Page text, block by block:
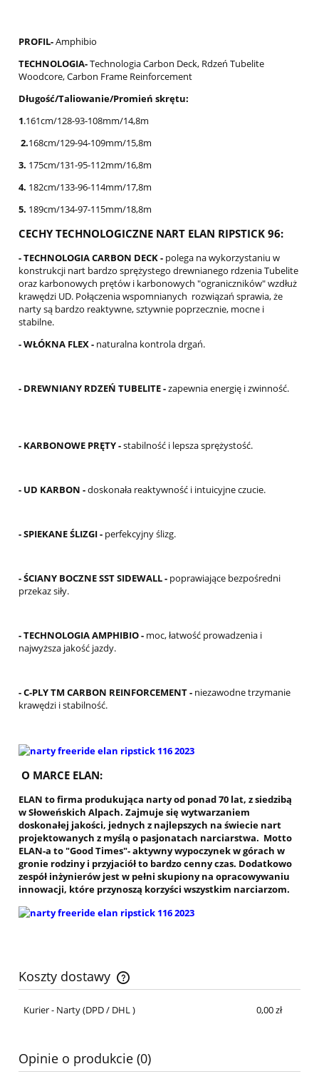
PROFIL-Amphibio
TECHNOLOGIA-Technologia Carbon Deck, Rdzeń Tubelite
Woodcore, Carbon Frame Reinforcement
Długość/Taliowanie/Promień skrętu:
1.161cm/128-93-108mm/14,8m
2.168cm/129-94-109mm/15,8m
3. 175cm/131-95-112mm/16,8m
4. 182cm/133-96-114mm/17,8m
5. 189cm/134-97-115mm/18,8m
CECHY TECHNOLOGICZNE NART ELAN RIPSTICK 96:
- TECHNOLOGIA CARBON DECK - polega na wykorzystaniu w
konstrukcji nart bardzo sprężystego drewnianego rdzenia Tubelite
oraz karbonowych prętów i karbonowych "ograniczników" wzdłuż
krawędzi UD. Połączenia wspomnianych rozwiązań sprawia, że
narty są bardzo reaktywne, sztywnie poprzecznie, mocne i
stabilne.
- WŁÓKNA FLEX - naturalna kontrola drgań.
- DREWNIANY RDZEŃ TUBELITE -zapewnia energię i zwinność.
- KARBONOWE PRĘTY -stabilność i lepsza sprężystość.
- UD KARBON -doskonała reaktywność i intuicyjne czucie.
- SPIEKANE ŚLIZGI - perfekcyjny ślizg.
- ŚCIANY BOCZNE SST SIDEWALL - poprawiające bezpośredni
przekaz siły.
- TECHNOLOGIA AMPHIBIO - moc, łatwość prowadzenia i
najwyższa jakość jazdy.
- C-PLY TM CARBON REINFORCEMENT - niezawodne trzymanie
krawędzi i stabilność.
O MARCE ELAN:
ELAN to firma produkująca narty od ponad 70 lat, z siedzibą
w Słoweńskich Alpach. Zajmuje się wytwarzaniem
doskonałej jakości, jednych z najlepszych na świecie nart
projektowanych z myślą o pasjonatach narciarstwa. Motto
ELAN-a to "Good Times"- aktywny wypoczynek w górach w
gronie rodziny i przyjaciół to bardzo cenny czas. Dodatkowo
zespół inżynierów jest w pełni skupiony na opracowywaniu
innowacji, które przynoszą korzyści wszystkim narciarzom.
Koszty dostawy
Cena nie zawiera ewentualnych kosztów płatności
Kurier - Narty(DPD / DHL ) 0,00 zł
Opinie o produkcie (0)